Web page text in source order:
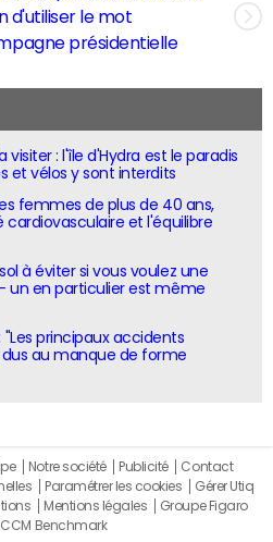
d'utiliser le mot
présidentielle
visiter : l'île d'Hydra est le paradis
et vélos y sont interdits
femmes de plus de 40 ans,
et l'équilibre
à éviter si vous voulez une
un en particulier est même
principaux accidents
au manque de forme
Notre société Publicité
Contact
Paramétrer les cookies
Gérer Utiq
Mentions légales
Groupe Figaro
Benchmark